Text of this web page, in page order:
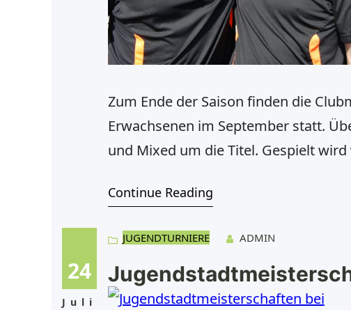
Zum Ende der Saison finden die
Erwachsenen im September statt.
und Mixed um die Titel. Gespielt
aller Clubmeisterinnen und
Continue Reading
24
Juli
JUGENDTURNIERE ADMIN